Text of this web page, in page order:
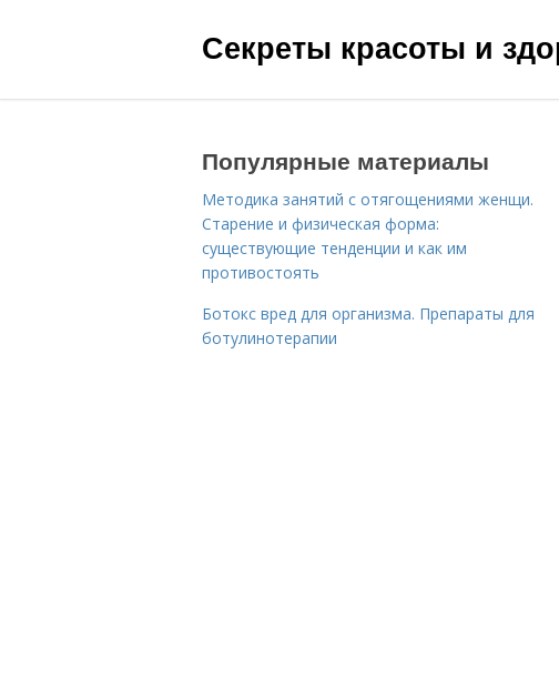
Секреты красоты и
Популярные материалы
Методика занятий с отягощениями женщи.
Старение и физическая форма:
существующие тенденции и как им
противостоять
Ботокс вред для организма. Препараты для
ботулинотерапии